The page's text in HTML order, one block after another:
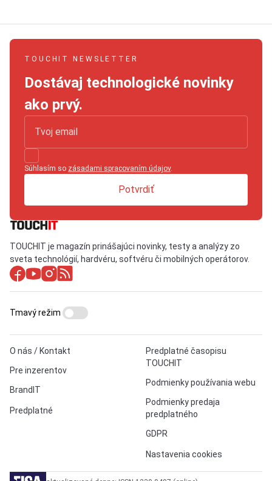
TOUCHIT NEWSLETTER
Dostávaj technologické novinky
ako prvý.
Súhlasím so zásadami spracovaním údajov.
Potvrdiť
TOUCHIT je magazín prinášajúci novinky, testy a analýzy zo
sveta technológií, hardvéru, softvéru či mobilných operátorov.
O nás / Kontakt
Pre inzerentov
BrandIT
Predplatné
Predplatné časopisu
TOUCHIT
Podmienky používania webu
Podmienky predaja
predplatného
GDPR
Nastavenia cookies
Tmavý režim